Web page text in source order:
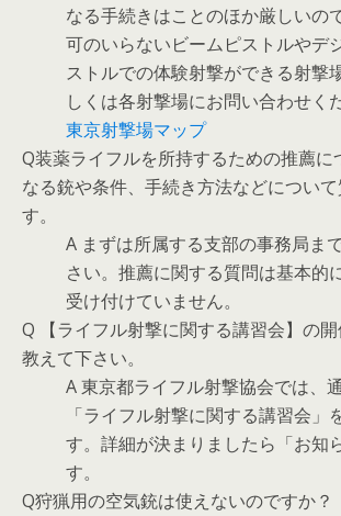
なる手続きはことのほか厳しいの
可のいらないビームピストルやデ
ストルでの体験射撃ができる射撃
しくは各射撃場にお問い合わせく
東京射撃場マップ
Q装薬ライフルを所持するための推薦に
なる銃や条件、手続き方法などについ
す。
A まずは所属する支部の事務局ま
さい。推薦に関する質問は基本的
受け付けていません。
Q 【ライフル射撃に関する講習会】の
教えて下さい。
A 東京都ライフル射撃協会では、
「ライフル射撃に関する講習会」
す。詳細が決まりましたら「お知
す。
Q狩猟用の空気銃は使えないのですか？